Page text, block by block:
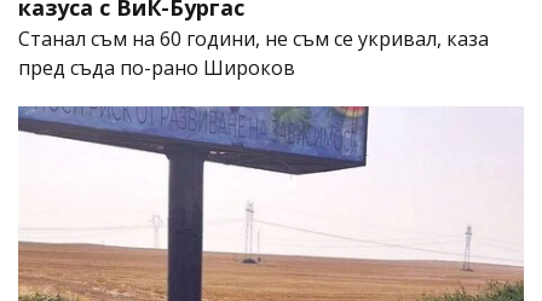
казуса с ВиК-Бургас
Станал съм на 60 години, не съм се укривал, каза
пред съда по-рано Широков